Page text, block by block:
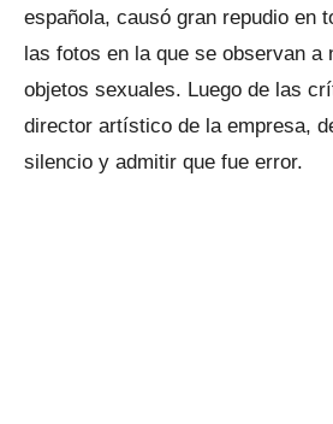
española, causó gran repudio en
las fotos en la que se observan a
objetos sexuales. Luego de las
director artístico de la empresa,
silencio y admitir que fue error.